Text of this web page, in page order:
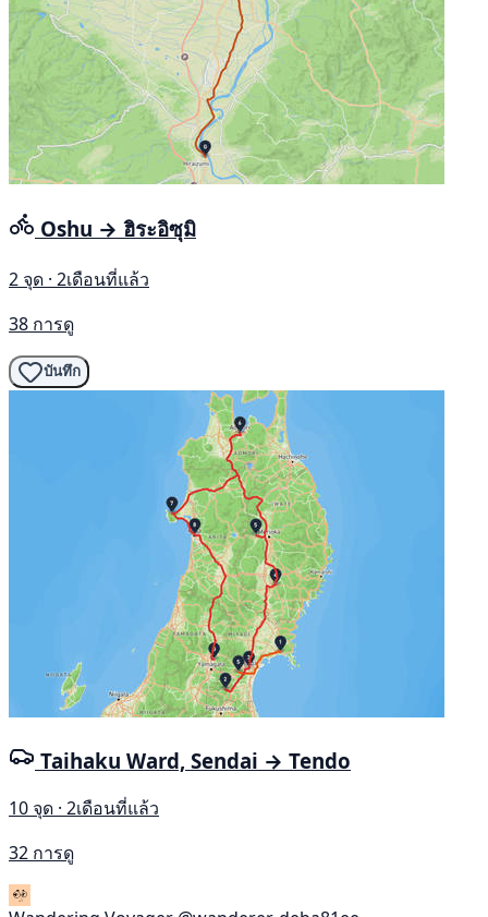
Oshu → ฮิระอิซุมิ
2 จุด · 2เดือนที่แล้ว
38 การดู
บันทึก
Taihaku Ward, Sendai → Tendo
10 จุด · 2เดือนที่แล้ว
32 การดู